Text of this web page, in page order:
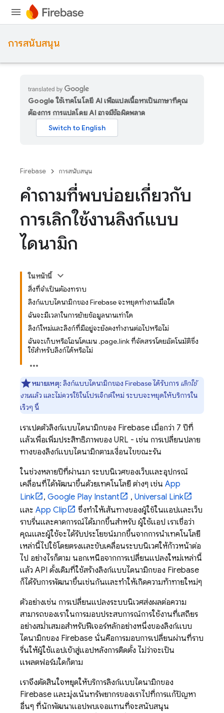
การสนับสนุน
Google ใช้เทคโนโลยี AI เพื่อแปลเนื้อหาเป็นภาษาที่คุณ
ต้องการ การแปลโดย AI อาจมีข้อผิดพลาด
Firebase การสนับสนุน
คำถามที่พบบ่อยเกี่ยวกับ
การเลิกใช้งานลิงก์แบบ
ไดนามิก
ในหน้านี้
สิ่งที่จำเป็นต้องทราบ
ลิงก์แบบไดนามิกของ Firebase จะหยุดทำงานเมื่อใด
ฉันจะมีเวลาในการย้ายข้อมูลนานเท่าใด
ลิงก์ใหม่และลิงก์ที่มีอยู่จะยังคงทำงานต่อไปหรือไม่
ฉันจะเก็บหรือโอนโดเมน .page.link ที่จัดสรรโดยอัตโนมัติซึ่ง
ใช้สำหรับลิงก์ได้หรือไม่
หมายเหตุ: ลิงก์แบบไดนามิกของ Firebase ได้รับการ เลิกใช้
งานแล้ว และไม่ควรใช้ในโปรเจ็กต์ใหม่ ระบบจะหยุดให้บริการใน
เร็วๆ นี้
เราเปิดตัวลิงก์แบบไดนามิกของ Firebase เมื่อกว่า 7 ปีที่
แล้วเพื่อเพิ่มประสิทธิภาพของ URL - เช่น การเปลี่ยนปลาย
ทางของลิงก์แบบไดนามิกตามเงื่อนไขขณะรัน
ในช่วงหลายปีที่ผ่านมา ระบบนิเวศของเว็บและอุปกรณ์
เคลื่อนที่ได้พัฒนาขึ้นด้วยเทคโนโลยี ต่างๆ เช่น App
Link
, Google Play Instant , Universal Link
และ App Clip
ซึ่งทำให้เส้นทางของผู้ใช้ในแอปและเว็บ
ราบรื่นและคาดการณ์ได้มากขึ้นสำหรับ ผู้ใช้แอป เราเชื่อว่า
คุณและผู้ใช้จะได้รับประโยชน์มากขึ้นจากการนำเทคโนโลยี
เหล่านี้ไปใช้โดยตรงและขับเคลื่อนระบบนิเวศให้ก้าวหน้าต่อ
ไป อย่างไรก็ตาม นอกเหนือจากการเปลี่ยนแปลงใหม่เหล่านี้
แล้ว API ดั้งเดิมที่ใช้สร้างลิงก์แบบไดนามิกของ Firebase
ก็ได้รับการพัฒนาขึ้นเช่นกันและทำให้เกิดความท้าทายใหม่ๆ
ตัวอย่างเช่น การเปลี่ยนแปลงระบบนิเวศส่งผลต่อความ
สามารถของเราในการมอบประสบการณ์การใช้งานที่เสถียร
อย่างสม่ำเสมอสำหรับฟีเจอร์หลักอย่างหนึ่งของลิงก์แบบ
ไดนามิกของ Firebase นั่นคือการมอบการเปลี่ยนผ่านที่ราบ
รื่นให้ผู้ใช้แอปเข้าสู่แอปหลังการติดตั้ง ไม่ว่าจะเป็น
แพลตฟอร์มใดก็ตาม
เราจึงตัดสินใจหยุดให้บริการลิงก์แบบไดนามิกของ
Firebase และมุ่งเน้นทรัพยากรของเราไปที่การแก้ปัญหา
อื่นๆ ที่นักพัฒนาแอปพบเจอแทนที่จะสนับสนุน